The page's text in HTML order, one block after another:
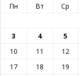
Пн
Вт Ср
3
4 5
10
11 12
17
18 19